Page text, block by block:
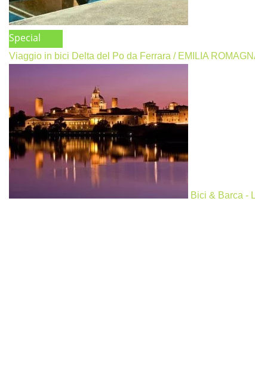
Special
Viaggio in bici Delta del Po da Ferrara / EMILIA
Bici & Barca -